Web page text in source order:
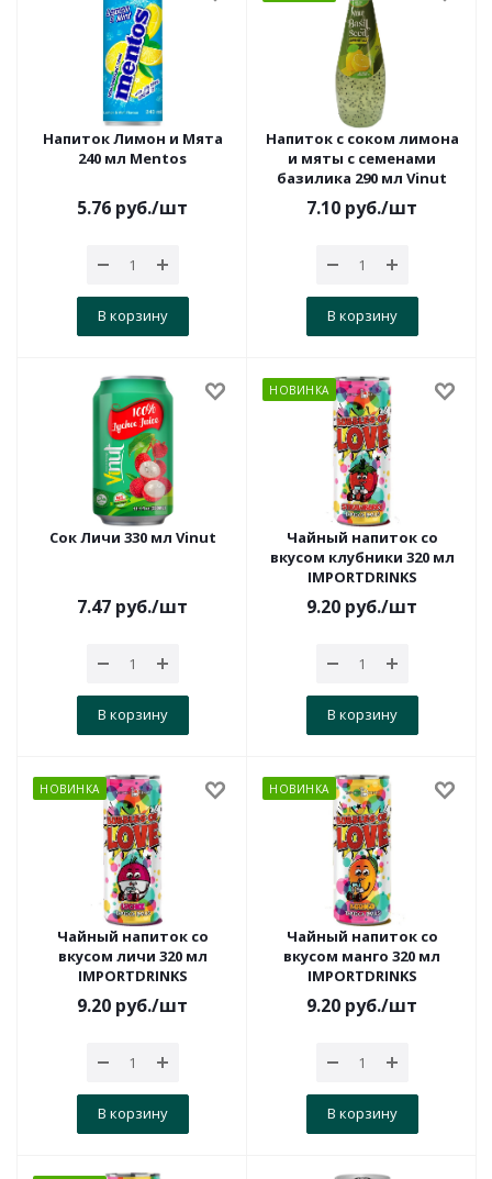
Напиток Лимон и Мята
240 мл Mentos
5.76 руб./шт
В корзину
Напиток с соком лимона
и мяты с семенами
базилика 290 мл Vinut
7.10 руб./шт
В корзину
Сок Личи 330 мл Vinut
7.47 руб./шт
В корзину
НОВИНКА
Чайный напиток со
вкусом клубники 320 мл
IMPORTDRINKS
9.20 руб./шт
В корзину
НОВИНКА
Чайный напиток со
вкусом личи 320 мл
IMPORTDRINKS
9.20 руб./шт
В корзину
НОВИНКА
Чайный напиток со
вкусом манго 320 мл
IMPORTDRINKS
9.20 руб./шт
В корзину